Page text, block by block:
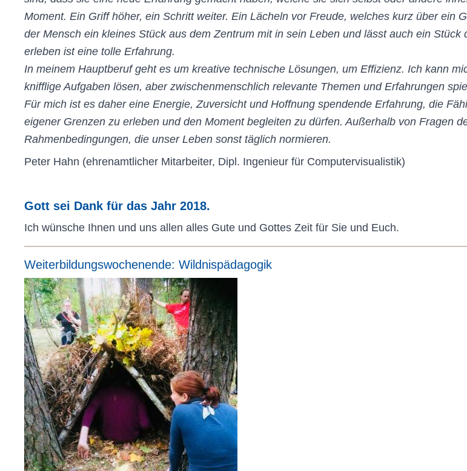
Moment. Ein Griff höher, ein Schritt weiter. Ein Lächeln vor Freude, welches kurz über ein
der Mensch ein kleines Stück aus dem Zentrum mit in sein Leben und lässt auch ein
erleben ist eine tolle Erfahrung. ​
In meinem Hauptberuf geht es um kreative technische Lösungen, um Effizienz. Ich kann
knifflige Aufgaben lösen, aber zwischenmenschlich relevante Themen und Erfahrungen
Für mich ist es daher eine Energie, Zuversicht und Hoffnung spendende Erfahrung, die
eigener Grenzen zu erleben und den Moment begleiten zu dürfen. Außerhalb von Fragen
Rahmenbedingungen, die unser Leben sonst täglich normieren.​
Peter Hahn (ehrenamtlicher Mitarbeiter, Dipl. Ingenieur für Computervisualistik)
Gott sei Dank für das Jahr 2018.
Ich wünsche Ihnen und uns allen alles Gute und Gottes Zeit für Sie und Euch.
Weiterbildungswochenende: Wildnispädagogik